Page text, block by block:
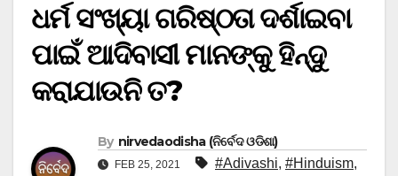
ଧର୍ମ ସଂଖ୍ୟା ଗରିଷ୍ଠତା ଦର୍ଶାଇବା
ପାଇଁ ଆଦିବାସୀ ମାନଙ୍କୁ ହିନ୍ଦୁ
କରାଯାଉନି ତ?
By nirvedaodisha (ନିର୍ବେଦ ଓଡିଶା)
FEB 25, 2021 #Adivashi, #Hinduism,